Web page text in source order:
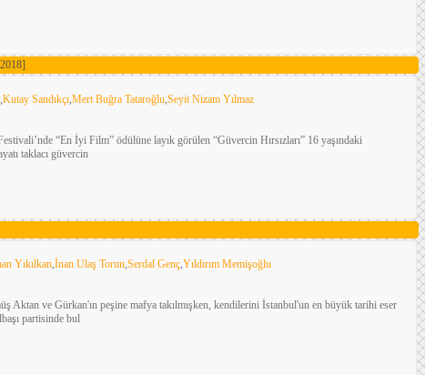
,Kutay Sandıkçı,Mert Buğra Tataroğlu,Seyit Nizam Yılmaz
“En İyi Film” ödülüne layık görülen “Güvercin Hırsızları” 16 yaşındaki
taklacı güvercin
Yıkılkan,İnan Ulaş Torun,Serdal Genç,Yıldırım Memişoğlu
Aktan ve Gürkan'ın peşine mafya takılmışken, kendilerini İstanbul'un en büyük tarihi eser
partisinde bul